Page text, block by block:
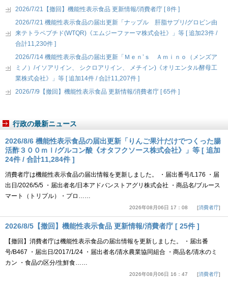
2026/7/21【撤回】機能性表示食品 更新情報/消費者庁 [ 8件 ]
2026/7/21 機能性表示食品の届出更新「ナップル 肝脂サプリ/グロビン由
来テトラペプチド(WTQR)《エムジーファーマ株式会社》」等 [ 追加23件 /
合計11,230件 ]
2026/7/14 機能性表示食品の届出更新「Ｍｅｎ’ｓ Ａｍｉｎｏ（メンズア
ミノ）/イソアリイン、 シクロアリイン、 メチイン)《オリエンタル酵母工
業株式会社》」等 [ 追加14件 / 合計11,207件 ]
2026/7/9【撤回】機能性表示食品 更新情報/消費者庁 [ 65件 ]
行政の最新ニュース
2026/8/6 機能性表示食品の届出更新「りんご果汁だけでつくった腸
活酢３００ｍｌ/グルコン酸《オタフクソース株式会社》」等 [ 追加
24件 / 合計11,284件 ]
消費者庁は機能性表示食品の届出情報を更新しました。 ・届出番号/L176 ・届
出日/2026/5/5 ・届出者名/日本アドバンストアグリ株式会社 ・商品名/ブルース
マート（トリプル）・プロ……
2026年08月06日 17：08 消費者庁
2026/8/5【撤回】機能性表示食品 更新情報/消費者庁 [ 25件 ]
【撤回】消費者庁は機能性表示食品の届出情報を更新しました。 ・届出番
号/B467 ・届出日/2017/1/24 ・届出者名/清水農業協同組合 ・商品名/清水のミ
カン ・食品の区分/生鮮食……
2026年08月06日 16：47 消費者庁